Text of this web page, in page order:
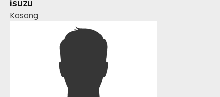
isuzu
Kosong